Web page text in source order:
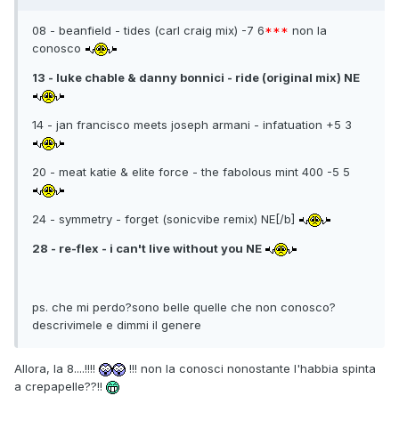
08 - beanfield - tides (carl craig mix) -7 6*** non la
conosco
13 - luke chable & danny bonnici - ride (original mix) NE
14 - jan francisco meets joseph armani - infatuation +5 3
20 - meat katie & elite force - the fabolous mint 400 -5 5
24 - symmetry - forget (sonicvibe remix) NE[/b]
28 - re-flex - i can't live without you NE
ps. che mi perdo?sono belle quelle che non conosco?
descrivimele e dimmi il genere
Allora, la 8....!!!!
!!! non la conosci nonostante l'habbia spinta
a crepapelle??!!